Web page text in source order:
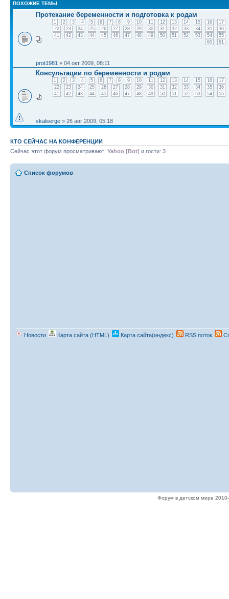
ПОХОЖИЕ ТЕМЫ
Протекание беременности и подготовка к родам
1 2 3 4 5 6 7 8 9 10 11 12 13 14 15 16
17
22
23 24 25 26 27 28 29 30 31 32 33 34 35
36
41
42 43 44 45 46 47 48 49 50 51 52 53 54
55
60
61
prot1981 » 04 окт 2009, 08:11
Консультации по беременности и родам
1 2 3 4 5 6 7 8 9 10 11 12 13 14 15 16
17
22
23 24 25 26 27 28 29 30 31 32 33 34 35
36
41
42 43 44 45 46 47 48 49 50 51 52 53 54 55
skalserge » 26 авг 2009, 05:18
КТО СЕЙЧАС НА КОНФЕРЕНЦИИ
Сейчас этот форум просматривают: Yahoo [Bot] и гости: 3
Список форумов
Новости Карта сайта (HTML) Карта сайта(индекс) RSS поток
Форум в детском мире